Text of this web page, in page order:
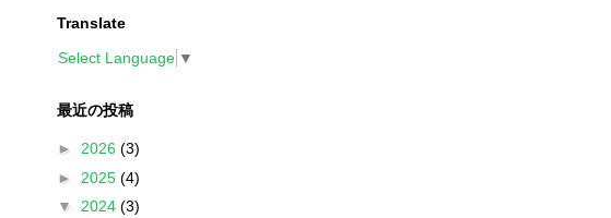
Translate
Select Language ▼
最近の投稿
► 2026 (3)
► 2025 (4)
▼ 2024 (3)